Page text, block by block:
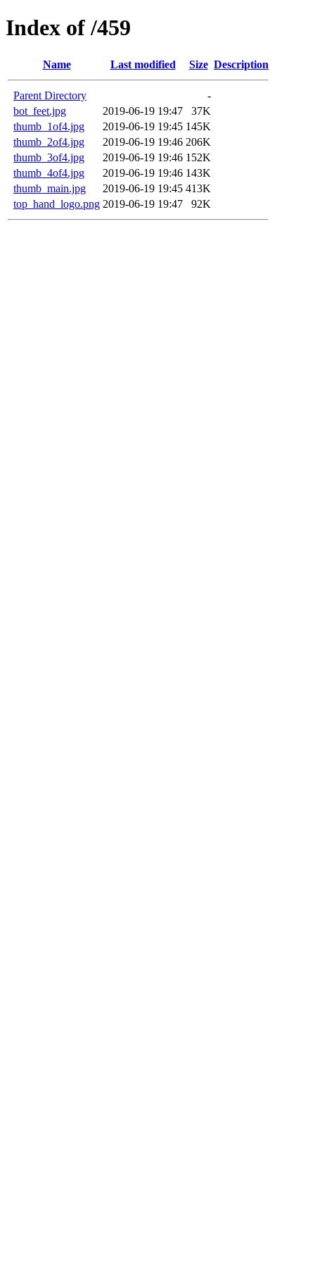
Index of /459
Name Last modified Size Description
Parent Directory
-
bot_feet.jpg
2019-06-19 19:47
37K
thumb_1of4.jpg
2019-06-19 19:45 145K
thumb_2of4.jpg
2019-06-19 19:46 206K
thumb_3of4.jpg
2019-06-19 19:46 152K
thumb_4of4.jpg
2019-06-19 19:46 143K
thumb_main.jpg
2019-06-19 19:45 413K
top_hand_logo.png 2019-06-19 19:47 92K